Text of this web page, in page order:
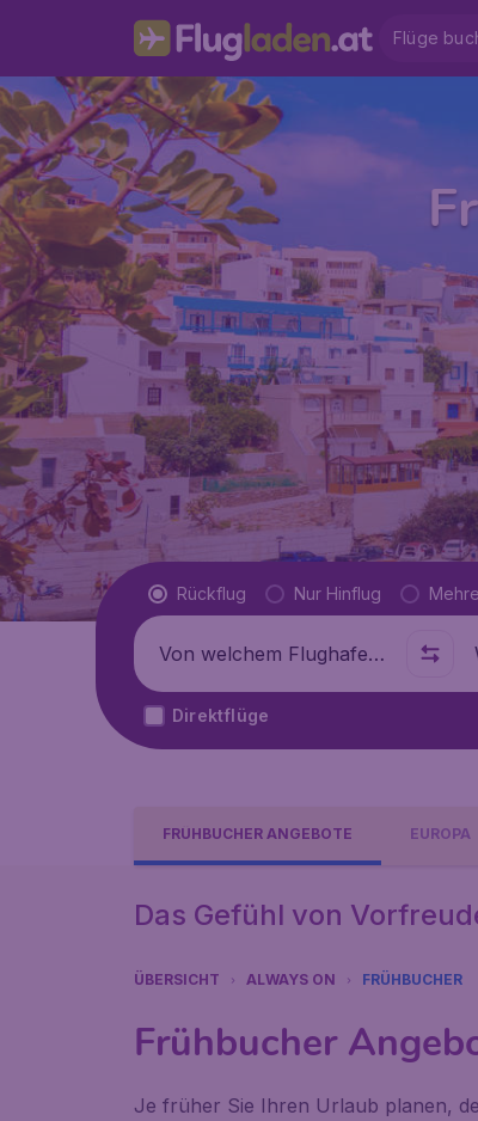
Flüge
Flugtyp
Rückflug Nur Hinflug
Abflug von
Direktflüge
FRÜHBUCHER ANGEBOTE EUROPA
Das Gefühl von
ÜBERSICHT ALWAYS ON FRÜHBUCHER
Frühbucher
Je früher Sie Ihren Urlaub planen,